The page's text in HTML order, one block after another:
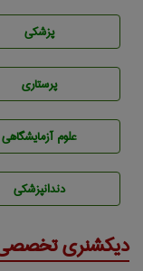
پزشكی
پرستاری
علوم آزمايشگاهی
دندانپزشكی
دیکشنری